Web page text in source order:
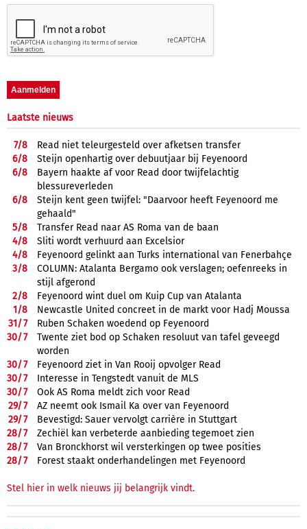
Laatste nieuws
7/8
Read niet teleurgesteld over afketsen transfer
6/8
Steijn openhartig over debuutjaar bij Feyenoord
6/8
Bayern haakte af voor Read door twijfelachtig
blessureverleden
6/8
Steijn kent geen twijfel: "Daarvoor heeft Feyenoord me
gehaald"
5/8
Transfer Read naar AS Roma van de baan
4/8
Sliti wordt verhuurd aan Excelsior
4/8
Feyenoord gelinkt aan Turks international van Fenerbahçe
3/8
COLUMN: Atalanta Bergamo ook verslagen; oefenreeks in
stijl afgerond
2/8
Feyenoord wint duel om Kuip Cup van Atalanta
1/8
Newcastle United concreet in de markt voor Hadj Moussa
31/7
Ruben Schaken woedend op Feyenoord
30/7
Twente ziet bod op Schaken resoluut van tafel geveegd
worden
30/7
Feyenoord ziet in Van Rooij opvolger Read
30/7
Interesse in Tengstedt vanuit de MLS
30/7
Ook AS Roma meldt zich voor Read
29/7
AZ neemt ook Ismail Ka over van Feyenoord
29/7
Bevestigd: Sauer vervolgt carrière in Stuttgart
28/7
Zechiël kan verbeterde aanbieding tegemoet zien
28/7
Van Bronckhorst wil versterkingen op twee posities
28/7 Forest staakt onderhandelingen met Feyenoord
Stel hier in welk nieuws jij belangrijk vindt.